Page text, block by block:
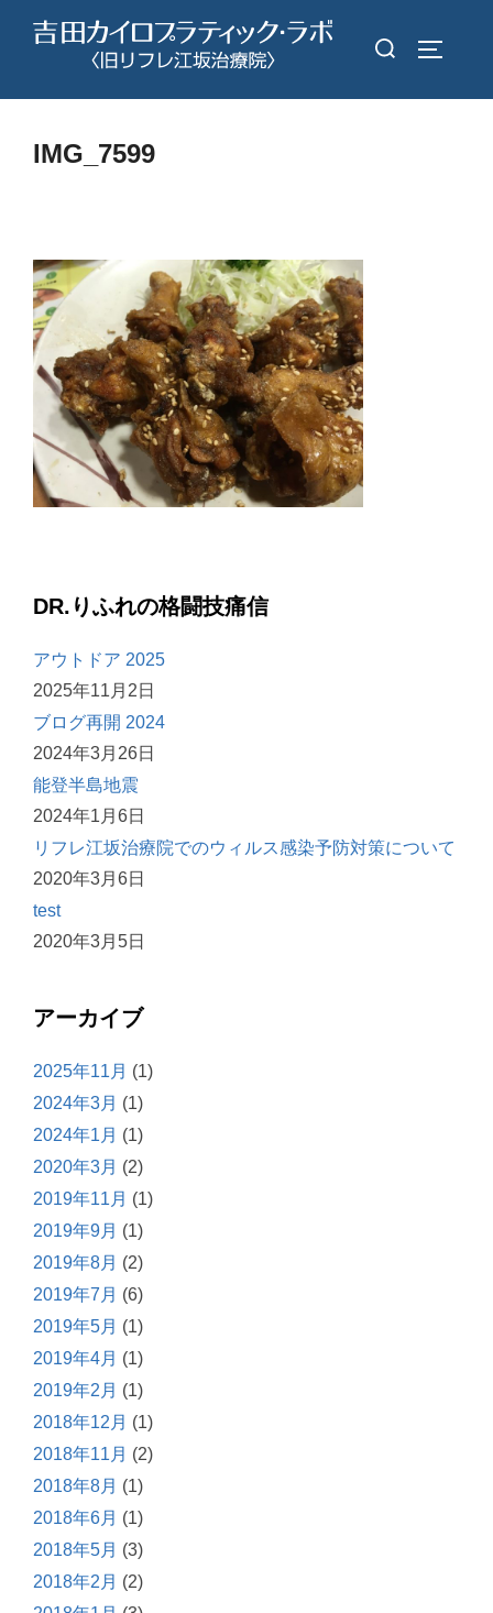
検
対
IMG_7599
DR.りふれの格闘技痛信
アウトドア 2025
2025年11月2日
ブログ再開 2024
2024年3月26日
能登半島地震
2024年1月6日
リフレ江坂治療院でのウィルス感染予防対策について
2020年3月6日
test
2020年3月5日
アーカイブ
2025年11月 (1)
2024年3月 (1)
2024年1月 (1)
2020年3月 (2)
2019年11月 (1)
2019年9月 (1)
2019年8月 (2)
2019年7月 (6)
2019年5月 (1)
2019年4月 (1)
2019年2月 (1)
2018年12月 (1)
2018年11月 (2)
2018年8月 (1)
2018年6月 (1)
2018年5月 (3)
2018年2月 (2)